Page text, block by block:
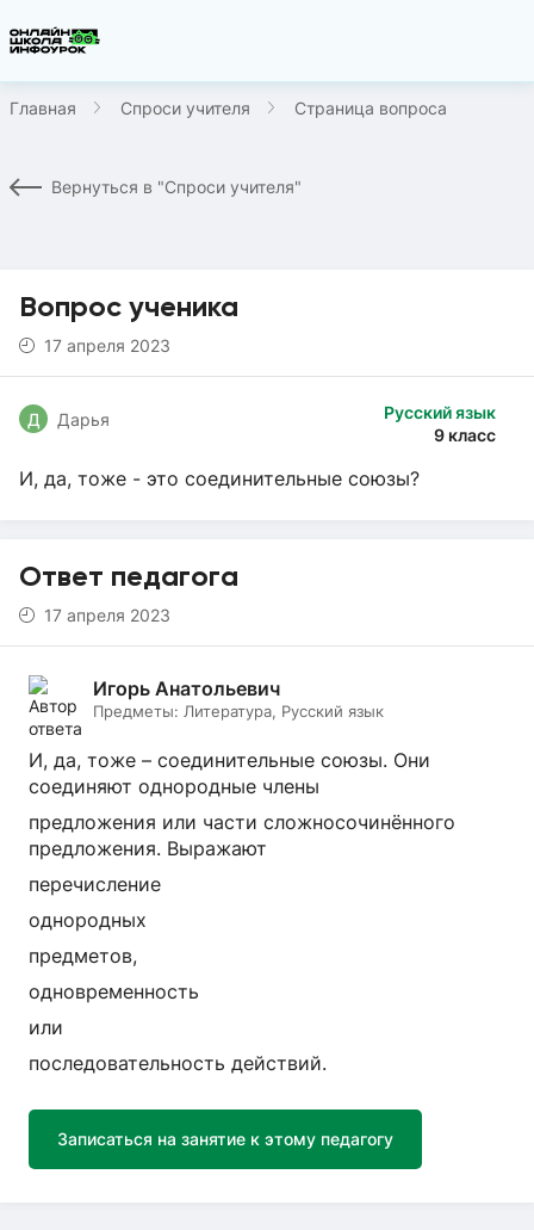
Главная Спроси учителя Страница вопроса
Вернуться в "Спроси учителя"
Вопрос ученика
17 апреля 2023
Русский язык
9 класс
Д Дарья
И, да, тоже - это соединительные союзы?
Ответ педагога
17 апреля 2023
Игорь Анатольевич
Предметы: Литература, Русский язык
И, да, тоже – соединительные союзы. Они
соединяют однородные члены
предложения или части сложносочинённого
предложения. Выражают
перечисление
однородных
предметов,
одновременность
или
последовательность действий.
Записаться на занятие к этому педагогу